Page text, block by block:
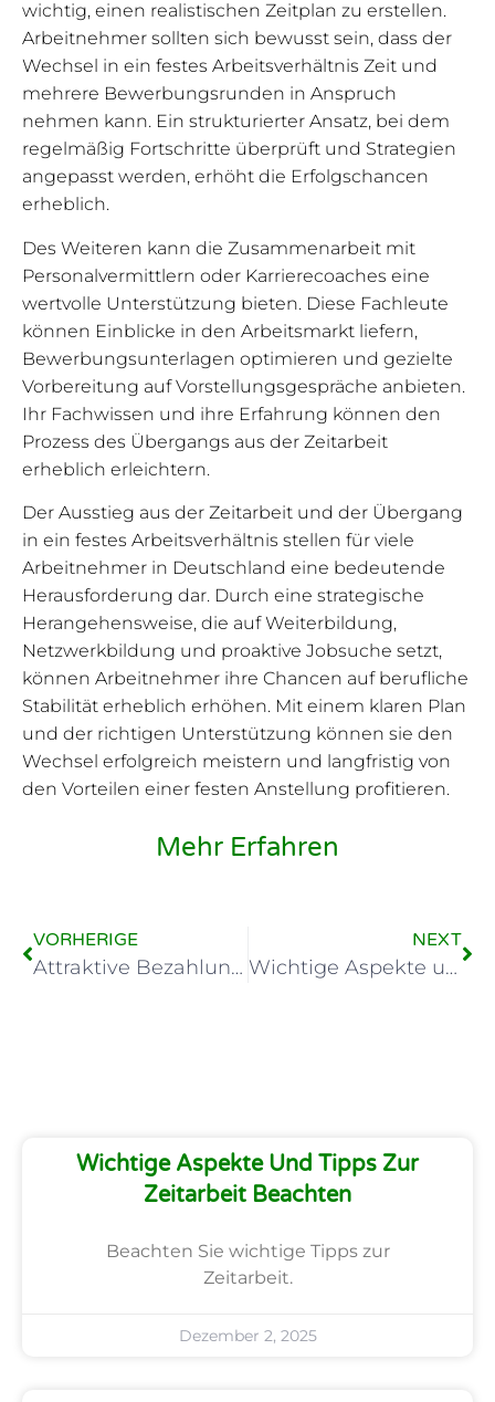
wichtig, einen realistischen Zeitplan zu erstellen.
Arbeitnehmer sollten sich bewusst sein, dass der
Wechsel in ein festes Arbeitsverhältnis Zeit und
mehrere Bewerbungsrunden in Anspruch
nehmen kann. Ein strukturierter Ansatz, bei dem
regelmäßig Fortschritte überprüft und Strategien
angepasst werden, erhöht die Erfolgschancen
erheblich.
Des Weiteren kann die Zusammenarbeit mit
Personalvermittlern oder Karrierecoaches eine
wertvolle Unterstützung bieten. Diese Fachleute
können Einblicke in den Arbeitsmarkt liefern,
Bewerbungsunterlagen optimieren und gezielte
Vorbereitung auf Vorstellungsgespräche anbieten.
Ihr Fachwissen und ihre Erfahrung können den
Prozess des Übergangs aus der Zeitarbeit
erheblich erleichtern.
Der Ausstieg aus der Zeitarbeit und der Übergang
in ein festes Arbeitsverhältnis stellen für viele
Arbeitnehmer in Deutschland eine bedeutende
Herausforderung dar. Durch eine strategische
Herangehensweise, die auf Weiterbildung,
Netzwerkbildung und proaktive Jobsuche setzt,
können Arbeitnehmer ihre Chancen auf berufliche
Stabilität erheblich erhöhen. Mit einem klaren Plan
und der richtigen Unterstützung können sie den
Wechsel erfolgreich meistern und langfristig von
den Vorteilen einer festen Anstellung profitieren.
Mehr Erfahren
VORHERIGE
Attraktive Bezahlungsmöglichkeiten in der Zeitarbeit
NEXT
Wichtige Aspekte und Tipps für erfolgreiche Zeitarbeit
Wichtige Aspekte Und Tipps Zur
Zeitarbeit Beachten
Beachten Sie wichtige Tipps zur
Zeitarbeit.
Dezember 2, 2025